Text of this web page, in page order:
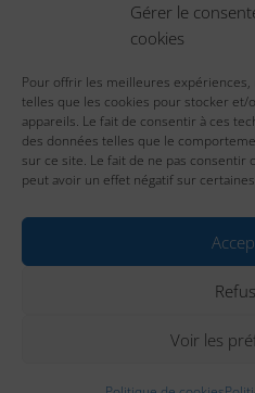
Gérer le
cookies
Pour offrir les meilleures
telles que les cookies pour stocker et/
appareils. Le fait de consentir à ces
des données telles que le
sur ce site. Le fait de ne pas
peut avoir un effet négatif sur
Voir les
by Quadri7
Contactez nous
Accueil